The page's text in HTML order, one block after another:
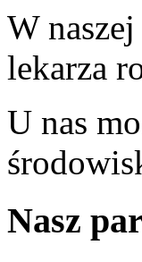
W
lekarza
U nas
Nasz